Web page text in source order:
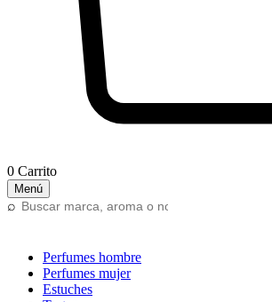
0 Carrito
Menú
⌕ Buscar
Perfumes para
hombre
Perfumes para
mujer
Estuches